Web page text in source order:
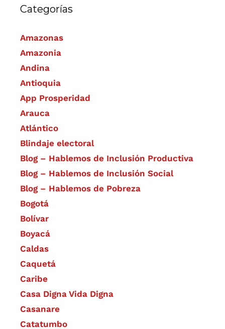
Categorías
Amazonas
Amazonia
Andina
Antioquia
App Prosperidad
Arauca
Atlántico
Blindaje electoral
Blog – Hablemos de Inclusión Productiva
Blog – Hablemos de Inclusión Social
Blog – Hablemos de Pobreza
Bogotá
Bolívar
Boyacá
Caldas
Caquetá
Caribe
Casa Digna Vida Digna
Casanare
Catatumbo